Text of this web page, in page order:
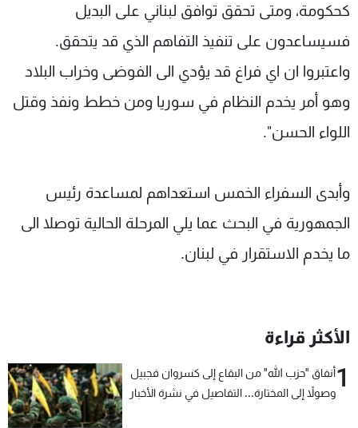
كحكومة، ومتى تحقق توافق لبناني على البديل
فسيساعدون على تنفيذ التفاهم الذي قد يتحقق.
واعتبروا ان اي فراغ قد يؤدي الى الفوضى وخراب البلاد
وهو أمر يخدم النظام في سوريا ومن خطط ونفذ وقتل
اللواء الحسن".
وأبدى السفراء الخمس استعداهم لمساعدة رئيس
الجمهورية في البحث عما يلي المرحلة الحالية توصلا الى
ما يخدم الاستقرار في لبنان.
الأكثر قراءة
1أنفاق "حزب الله" من البقاع إلى كسروان فجبيل
وصولاً إلى المختارة... التفاصيل في نشرة الأخبار